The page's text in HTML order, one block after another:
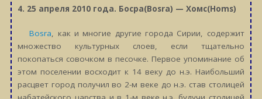
4. 25 апреля 2010 года. Босра(Bosra) — Хомс(Homs)
Bosra, как и многие другие города Сирии, содержит
множество культурных слоев, если тщательно
покопаться совочком в песочке. Первое упоминание об
этом поселении восходит к 14 веку до н.э. Наибольший
расцвет город получил во 2-м веке до н.э. став столицей